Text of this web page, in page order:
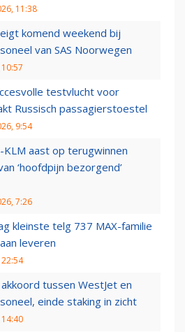
11:38
komend weekend bij
van SAS Noorwegen
testvlucht voor
Russisch passagierstoestel
9:54
KLM aast op terugwinnen
‘hoofdpijn bezorgend’
7:26
kleinste telg 737 MAX-familie
leveren
tussen WestJet en
einde staking in zicht